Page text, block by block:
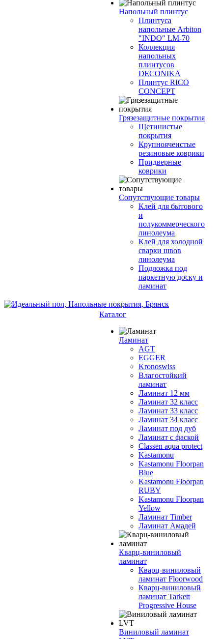
Напольный плинтус
Плинтуса
напольные Arbiton
"INDO" LM-70
Коллекция
напольных
плинтусов
DECONIKA
Плинтус RICO
CONCEPT
Грязезащитные покрытия
Щетинистые
покрытия
Крупноячеистые
резиновые коврики
Придверные
коврики
Сопутствующие товары
Клей для бытового
и
полукоммерческого
линолеума
Клей для холодной
сварки швов
линолеума
Подложка под
паркетную доску и
ламинат
Каталог
Ламинат
AGT
EGGER
Kronoswiss
Влагостойкий
ламинат
Ламинат 12 мм
Ламинат 32 класс
Ламинат 33 класс
Ламинат 34 класс
Ламинат под дуб
Ламинат с фаской
Classen aqua protect
Kastamonu
Kastamonu Floorpan
Blue
Kastamonu Floorpan
RUBY
Kastamonu Floorpan
Yellow
Ламинат Timber
Ламинат Амадей
Кварц-виниловый
ламинат
Кварц-виниловый
ламинат Floorwood
Кварц-виниловый
ламинат Tarkett
Progressive House
Виниловый ламинат